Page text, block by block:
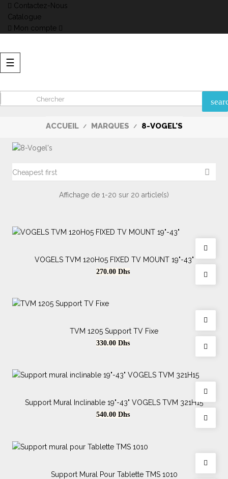
Contactez-Nous
Catalogue
Mon compte
Basculer
la
☰
ACCUEIL MARQUES 8-VOGEL'S
AFFICHAGE DYNAMIQUE
Cheapest first 
Affichage de 1-20 sur 20 article(s)
VOGELS TVM 120H05 FIXED TV MOUNT 19"-43"
Prix
270.00 Dhs
TVM 1205 Support TV Fixe
Prix
330.00 Dhs
Support Mural Inclinable 19"-43" VOGELS TVM 321H15
Prix
540.00 Dhs
Support Mural Pour Tablette TMS 1010